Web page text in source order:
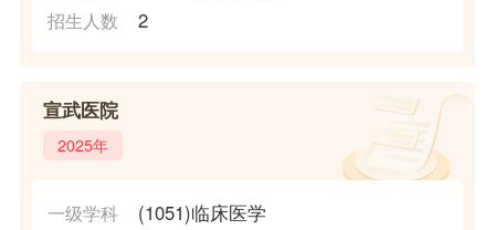
招生人数 2
宣武医院
2025年
一级学科 (1051)临床医学